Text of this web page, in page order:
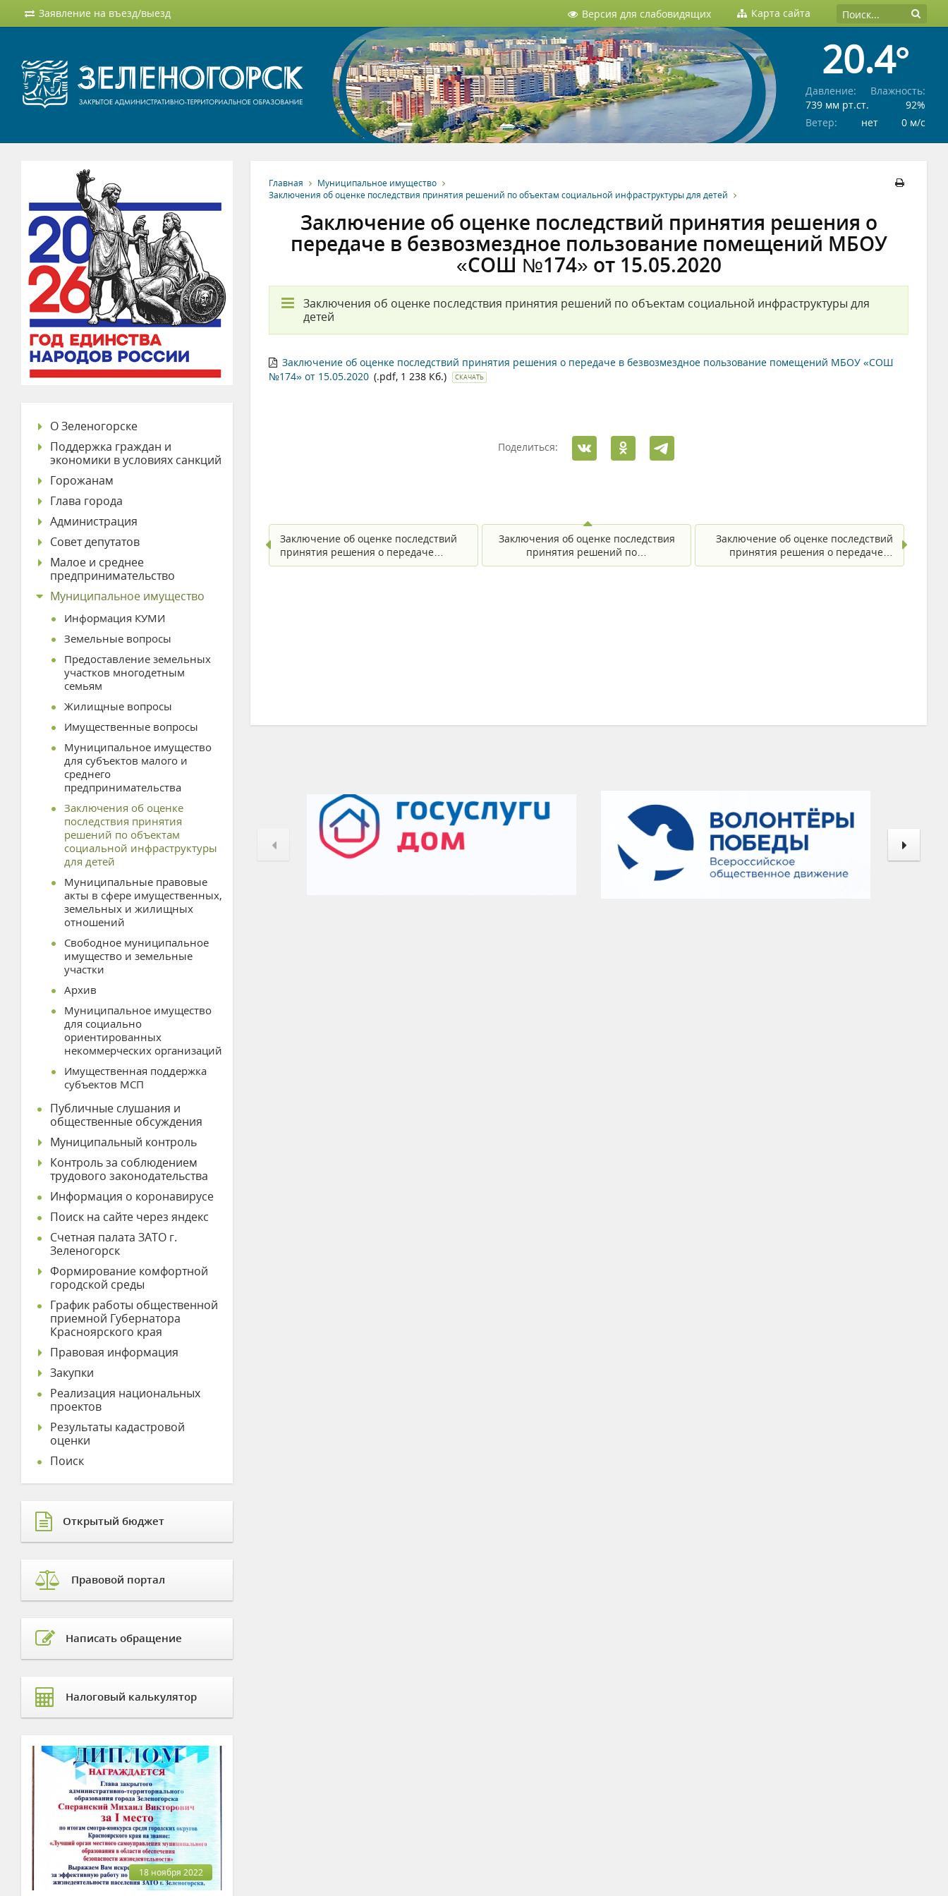
Заявление на въезд/выезд Версия для слабовидящих Карта сайта
20.4°
Давление:
739 мм рт.ст.
Влажность:
92%
Ветер:
нет 0 м/c
Главная
Муниципальное имущество
Заключения об оценке последствия принятия решений по объектам социальной инфраструктуры для детей
Заключение об оценке последствий принятия решения о
передаче в безвозмездное пользование помещений МБОУ
«СОШ №174» от 15.05.2020
Заключения об оценке последствия принятия решений по объектам социальной инфраструктуры для
детей
Заключение об оценке последствий принятия решения о передаче в безвозмездное пользование помещений МБОУ «СОШ
№174» от 15.05.2020 (.pdf, 1 238 Кб.) СКАЧАТЬ
Поделиться:
Заключение об оценке последствий
принятия решения о передаче…
Заключения об оценке последствия
принятия решений по…
Заключение об оценке последствий
принятия решения о передаче…
О Зеленогорске
Поддержка граждан и
экономики в условиях санкций
Горожанам
Глава города
Администрация
Совет депутатов
Малое и среднее
предпринимательство
Муниципальное имущество
Информация КУМИ
Земельные вопросы
Предоставление земельных
участков многодетным
семьям
Жилищные вопросы
Имущественные вопросы
Муниципальное имущество
для субъектов малого и
среднего
предпринимательства
Заключения об оценке
последствия принятия
решений по объектам
социальной инфраструктуры
для детей
Муниципальные правовые
акты в сфере имущественных,
земельных и жилищных
отношений
Свободное муниципальное
имущество и земельные
участки
Архив
Муниципальное имущество
для социально
ориентированных
некоммерческих организаций
Имущественная поддержка
субъектов МСП
Публичные слушания и
общественные обсуждения
Муниципальный контроль
Контроль за соблюдением
трудового законодательства
Информация о коронавирусе
Поиск на сайте через яндекс
Счетная палата ЗАТО г.
Зеленогорск
Формирование комфортной
городской среды
График работы общественной
приемной Губернатора
Красноярского края
Правовая информация
Закупки
Реализация национальных
проектов
Результаты кадастровой
оценки
Поиск
Открытый бюджет
Правовой портал
Написать обращение
Налоговый калькулятор
18 ноября 2022